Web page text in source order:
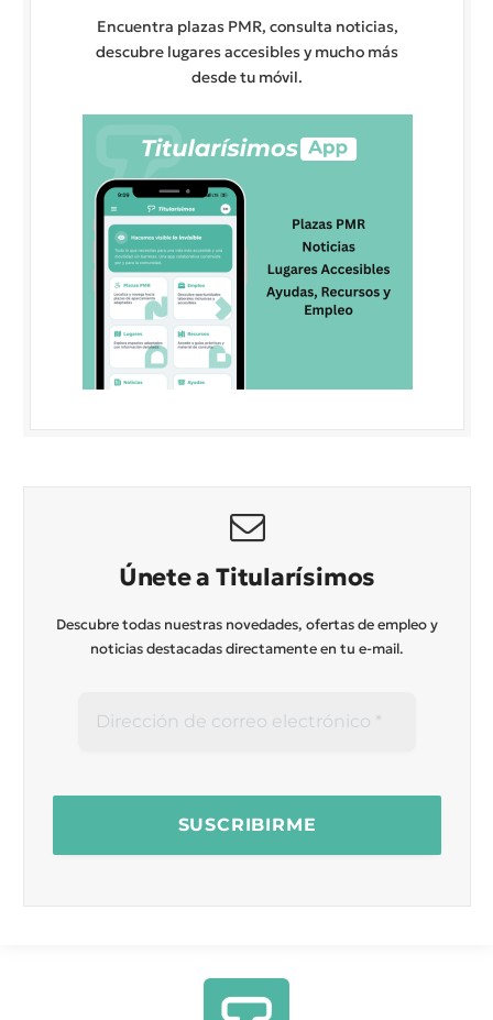
Encuentra plazas PMR, consulta noticias,
descubre lugares accesibles y mucho más
desde tu móvil.
Únete a Titularísimos
Descubre todas nuestras novedades, ofertas de empleo y
noticias destacadas directamente en tu e-mail.